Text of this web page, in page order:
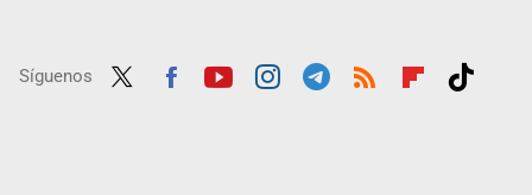
Síguenos